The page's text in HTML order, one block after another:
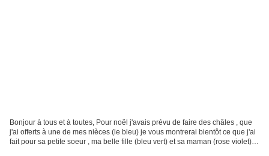
Bonjour à tous et à toutes, Pour noël j'avais prévu de faire des châles , que
j'ai offerts à une de mes nièces (le bleu) je vous montrerai bientôt ce que j'ai
fait pour sa petite soeur , ma belle fille (bleu vert) et sa maman (rose violet)...